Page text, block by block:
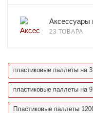
Аксессуары
23 ТОВАРА
пластиковые паллеты на
пластиковые паллеты на
Пластиковые паллеты